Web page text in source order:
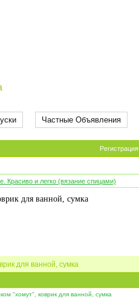
Частные Объявления
Регистрация
Красиво и легко (вязание спицами)
для ванной, сумка
для ванной, сумка
"хомут", коврик для ванной, сумка